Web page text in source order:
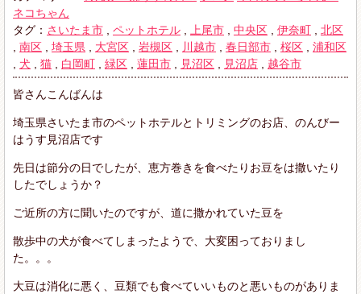
ネコちゃん
タグ： さいたま市 ペットホテル 上尾市 中央区 伊奈町
北区
南区 埼玉県 大宮区 岩槻区 川越市 春日部市 桜区
浦和区
犬 猫 白岡町 緑区 蓮田市 見沼区 見沼店 越谷市
皆さんこんばんは
埼玉県さいたま市のペットホテルとトリミングのお店、のんびー
はうす見沼店です
先日は節分の日でしたが、恵方巻きを食べたりお豆をは撒いたり
したでしょうか？
ご近所の方に聞いたのですが、道に撒かれていた豆を
散歩中の犬が食べてしまったようで、大変困っておりまし
た。。。
大豆は消化に悪く、豆類でも食べていいものと悪いものがありま